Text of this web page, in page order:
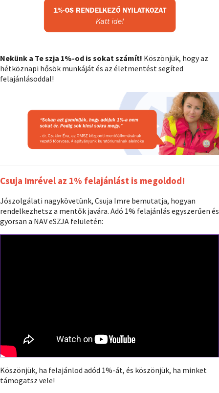
Nekünk a Te szja 1%-od is sokat számít! Köszönjük, hogy az
hétköznapi hősök munkáját és az életmentést segíted
felajánlásoddal!
Csuja Imrével az 1% felajánlást is megoldod!
Jószolgálati nagykövetünk, Csuja Imre bemutatja, hogyan
rendelkezhetsz a mentők javára. Adó 1% felajánlás egyszerűen és
gyorsan a NAV eSZJA felületén:
Köszönjük, ha felajánlod adód 1%-át, és köszönjük, ha minket
támogatsz vele!